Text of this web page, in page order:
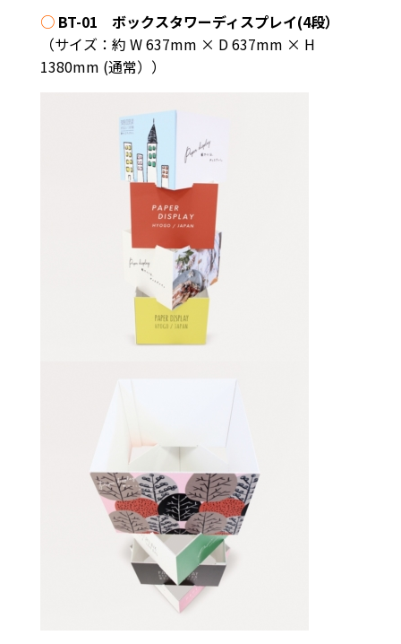
○ BT-01 ボックスタワーディスプレイ(4段）
（サイズ：約 W 637mm × D 637mm × H
1380mm (通常））